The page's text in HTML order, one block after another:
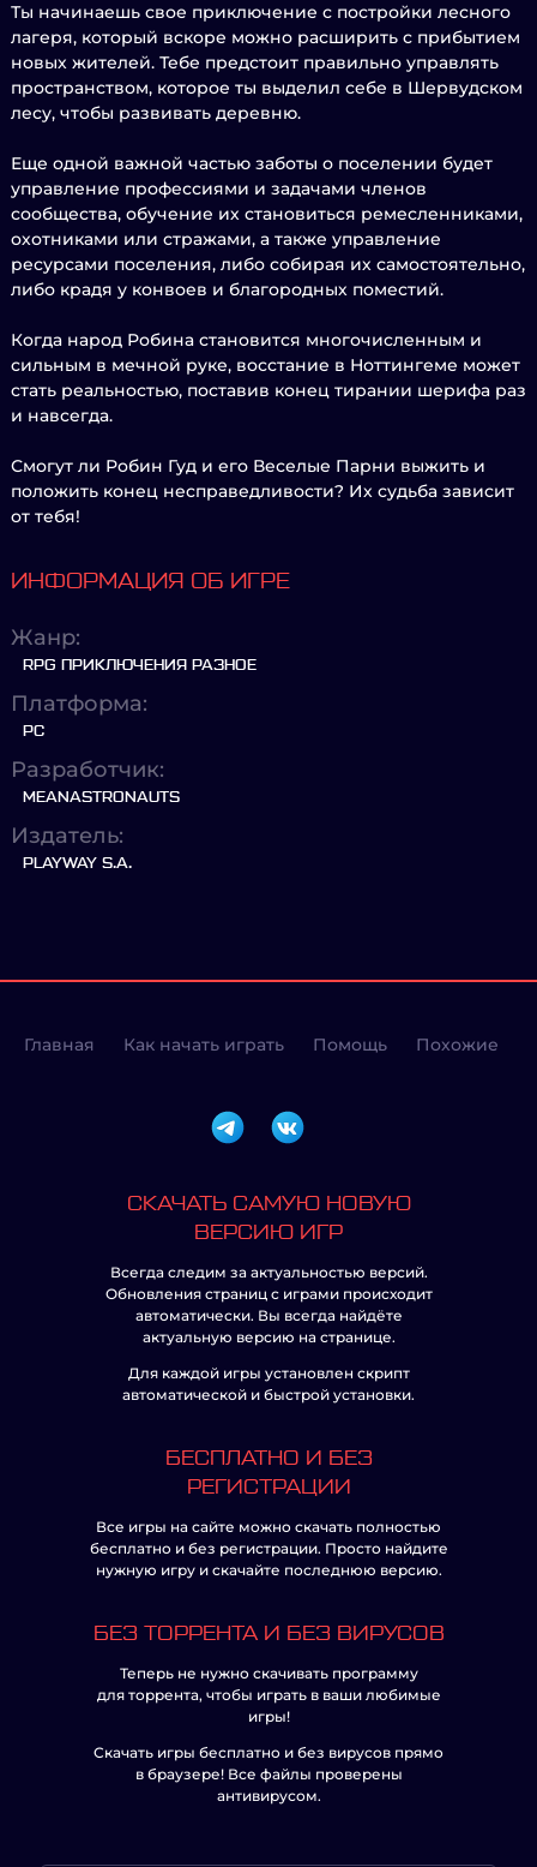
Ты начинаешь свое приключение с постройки лесного
лагеря, который вскоре можно расширить с прибытием
новых жителей. Тебе предстоит правильно управлять
пространством, которое ты выделил себе в Шервудском
лесу, чтобы развивать деревню.
Еще одной важной частью заботы о поселении будет
управление профессиями и задачами членов
сообщества, обучение их становиться ремесленниками,
охотниками или стражами, а также управление
ресурсами поселения, либо собирая их самостоятельно,
либо крадя у конвоев и благородных поместий.
Когда народ Робина становится многочисленным и
сильным в мечной руке, восстание в Ноттингеме может
стать реальностью, поставив конец тирании шерифа раз
и навсегда.
Смогут ли Робин Гуд и его Веселые Парни выжить и
положить конец несправедливости? Их судьба зависит
от тебя!
ИНФОРМАЦИЯ ОБ ИГРЕ
Жанр:
RPG ПРИКЛЮЧЕНИЯ РАЗНОЕ
Платформа:
PC
Разработчик:
MEANASTRONAUTS
Издатель:
PLAYWAY S.A.
Главная Как начать играть Помощь Похожие
СКАЧАТЬ САМУЮ НОВУЮ
ВЕРСИЮ ИГР
Всегда следим за актуальностью версий.
Обновления страниц с играми происходит
автоматически. Вы всегда найдёте
актуальную версию на странице.
Для каждой игры установлен скрипт
автоматической и быстрой установки.
БЕСПЛАТНО И БЕЗ
РЕГИСТРАЦИИ
Все игры на сайте можно скачать полностью
бесплатно и без регистрации. Просто найдите
нужную игру и скачайте последнюю версию.
БЕЗ ТОРРЕНТА И БЕЗ ВИРУСОВ
Теперь не нужно скачивать программу
для торрента, чтобы играть в ваши любимые
игры!
Скачать игры бесплатно и без вирусов прямо
в браузере! Все файлы проверены
антивирусом.